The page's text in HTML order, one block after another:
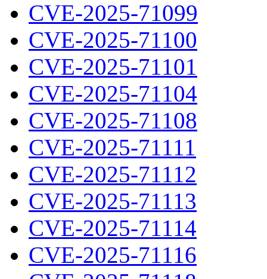
CVE-2025-71099
CVE-2025-71100
CVE-2025-71101
CVE-2025-71104
CVE-2025-71108
CVE-2025-71111
CVE-2025-71112
CVE-2025-71113
CVE-2025-71114
CVE-2025-71116